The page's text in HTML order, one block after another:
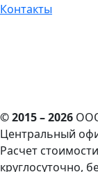
Контакты
© 2015 – 2026
Центральный
Расчет
круглосуточно,